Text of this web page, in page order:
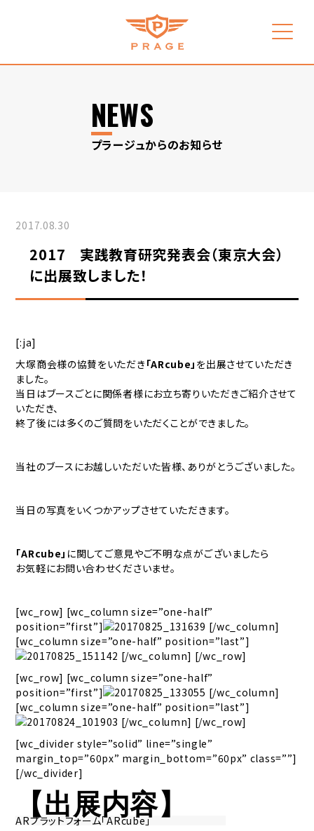
NEWS
プラージュからのお知らせ
2017.08.30
2017 実践教育研究発表会（東京大会）
に出展致しました！
[:ja]
大塚商会様の協賛をいただき「ARcube」 を出展させていただき
ました。
当日はブースごとに関係者様にお立ち寄りいただきご紹介させて
いただき、
終了後には多くのご質問をいただくことができました。
当社のブースにお越しいただいた皆様、ありがとうございました。
当日の写真をいくつかアップさせていただきます。
「ARcube」 に関してご意見やご不明な点がございましたら
お気軽にお問い合わせくださいませ。
[wc_row] [wc_column size=”one-half”
position=”first”]
[/wc_column]
[wc_column size=”one-half” position=”last”]
[/wc_column] [/wc_row]
[wc_row] [wc_column size=”one-half”
position=”first”]
[/wc_column]
[wc_column size=”one-half” position=”last”]
[/wc_column] [/wc_row]
[wc_divider style=”solid” line=”single”
margin_top=”60px” margin_bottom=”60px” class=””]
[/wc_divider]
【出展内容】
ARプラットフォーム「ARcube」